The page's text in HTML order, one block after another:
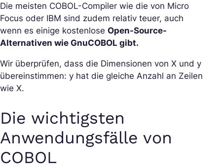
Die meisten COBOL-Compiler wie die von Micro
Focus oder IBM sind zudem relativ teuer, auch
wenn es einige kostenlose Open-Source-
Alternativen wie GnuCOBOL gibt.
Wir überprüfen, dass die Dimensionen von X und y
übereinstimmen: y hat die gleiche Anzahl an Zeilen
wie X.
Die wichtigsten
Anwendungsfälle von
COBOL